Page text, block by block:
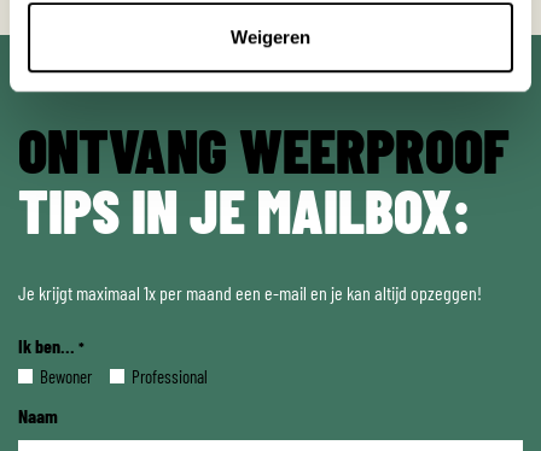
Weigeren
ONTVANG WEERPROOF
TIPS IN JE MAILBOX:
Je krijgt maximaal 1x per maand een e-mail en je kan altijd opzeggen!
Ik ben... *
Bewoner Professional
Naam